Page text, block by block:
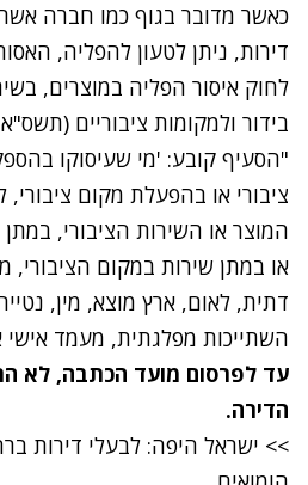
כאשר מדובר בגוף כמו חברה
לחוק איסור הפליה במוצרים,
בידור ולמקומות ציבוריים (תשס"א-
"הסעיף קובע: 'מי שעיסוקו
ציבורי או בהפעלת מקום
המוצר או השירות הציבורי,
או במתן שירות במקום
דתית, לאום, ארץ מוצא, מין,
השתייכות מפלגתית, מעמד אישי
עד לפרסום מועד הכתבה, לא
הדירה.
>> ישראל היפה: לבעלי דירות